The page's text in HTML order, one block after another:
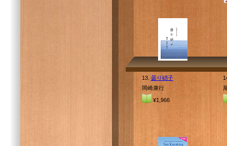
13. 曇り硝子
岡崎康行
¥1,966